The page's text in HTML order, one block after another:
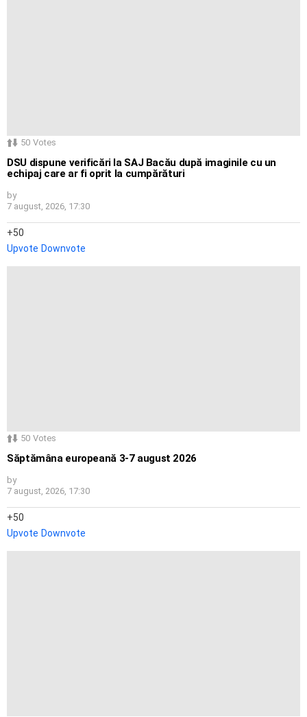
50 Votes
DSU dispune verificări la SAJ Bacău după imaginile cu un
echipaj care ar fi oprit la cumpărături
by
7 august, 2026, 17:30
50
Upvote Downvote
50 Votes
Săptămâna europeană 3-7 august 2026
by
7 august, 2026, 17:30
50
Upvote Downvote